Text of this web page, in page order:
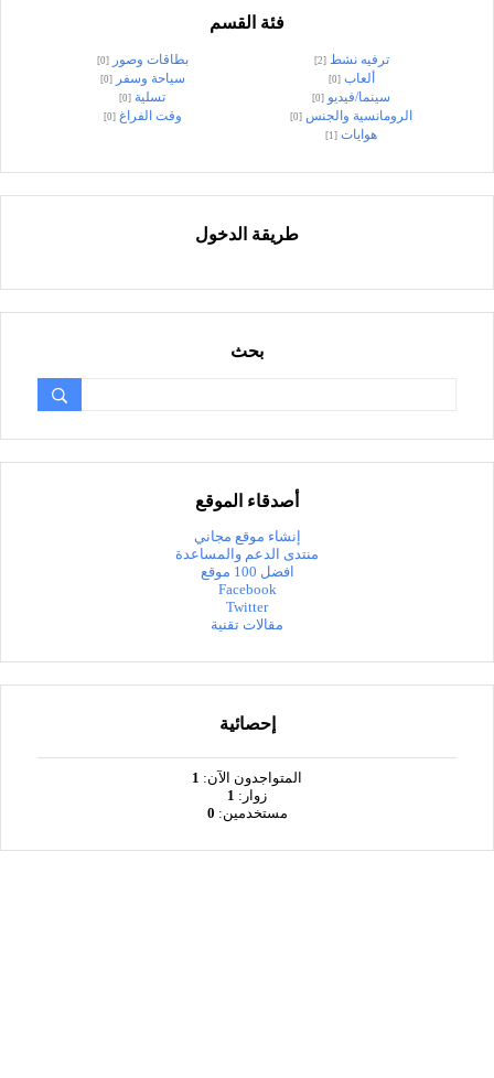
فئة القسم
ترفيه نشط [2] بطاقات وصور [0]
ألعاب [0] سياحة وسفر [0]
سينما/فيديو [0] تسلية [0]
الرومانسية والجنس [0] وقت الفراغ [0]
هوايات [1]
طريقة الدخول
بحث
أصدقاء الموقع
إنشاء موقع مجاني
منتدى الدعم والمساعدة
افضل 100 موقع
Facebook
Twitter
مقالات تقنية
إحصائية
المتواجدون الآن: 1
زوار: 1
مستخدمين: 0